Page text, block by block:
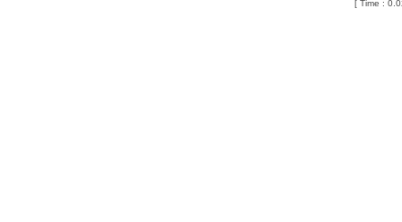
[ Time :